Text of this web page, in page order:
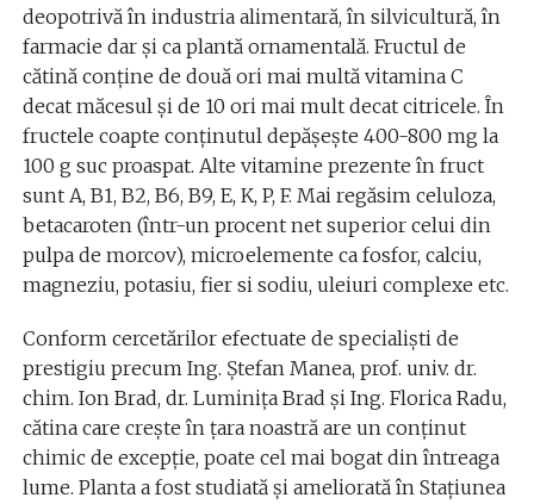
deopotrivă în industria alimentară, în silvicultură, în
farmacie dar și ca plantă ornamentală. Fructul de
cătină conține de două ori mai multă vitamina C
decat măcesul și de 10 ori mai mult decat citricele. În
fructele coapte conținutul depășește 400-800 mg la
100 g suc proaspat. Alte vitamine prezente în fruct
sunt A, B1, B2, B6, B9, E, K, P, F. Mai regăsim celuloza,
betacaroten (într-un procent net superior celui din
pulpa de morcov), microelemente ca fosfor, calciu,
magneziu, potasiu, fier si sodiu, uleiuri complexe etc.
Conform cercetărilor efectuate de specialişti de
prestigiu precum Ing. Ştefan Manea, prof. univ. dr.
chim. Ion Brad, dr. Luminiţa Brad şi Ing. Florica Radu,
cătina care creşte în ţara noastră are un conţinut
chimic de excepţie, poate cel mai bogat din întreaga
lume. Planta a fost studiată şi ameliorată în Staţiunea